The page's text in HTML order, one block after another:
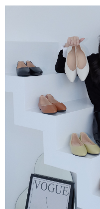
１．於結帳方式選擇「AFTEE
結帳頁面，進行簡訊認證並確認
２．訂單成立數日內，您將收到
３．收到繳費通知簡訊後14天
ATM／網路銀行／等多元方式進
※ 請注意：結帳手續完成當下不
購買商品的店家。未經商家同意
※ 交易是否成功請以「AFTEE
是否繳費成功／繳費後需取消欲
客戶支援中心」https://
１．透過由恩沛科技股份有限公
易，需依本服務之必要範圍內提
權轉讓予恩沛科技股份有限公司。
２．關於個人資料處理事宜，請
https://aftee.tw/terms/#terms3
３．未成年的使用者請事先徵得
「AFTEE先享後付」，若未經
任。
每筆NT$60，滿NT$800(含以
每筆NT$60，滿NT$800(含以
7-11取貨付款
每筆NT$60，滿NT$800(含以
付款後7-11取貨
每筆NT$60，滿NT$800(含
每筆NT$60，滿NT$800(含以
外島宅配
每筆NT$255
國際配送